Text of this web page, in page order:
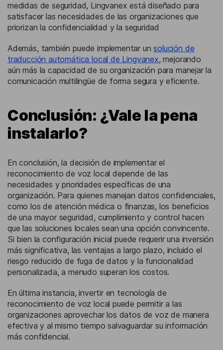
medidas de seguridad, Lingvanex está diseñado para
satisfacer las necesidades de las organizaciones que
priorizan la confidencialidad y la seguridad
Además, también puede implementar unsolución de
traducción automática local de Lingvanex, mejorando
aún más la capacidad de su organización para manejar la
comunicación multilingüe de forma segura y eficiente.
Conclusión: ¿Vale la pena
instalarlo?
En conclusión, la decisión de implementar el
reconocimiento de voz local depende de las
necesidades y prioridades específicas de una
organización. Para quienes manejan datos confidenciales,
como los de atención médica o finanzas, los beneficios
de una mayor seguridad, cumplimiento y control hacen
que las soluciones locales sean una opción convincente.
Si bien la configuración inicial puede requerir una inversión
más significativa, las ventajas a largo plazo, incluido el
riesgo reducido de fuga de datos y la funcionalidad
personalizada, a menudo superan los costos.
En última instancia, invertir en tecnología de
reconocimiento de voz local puede permitir a las
organizaciones aprovechar los datos de voz de manera
efectiva y al mismo tiempo salvaguardar su información
más confidencial.